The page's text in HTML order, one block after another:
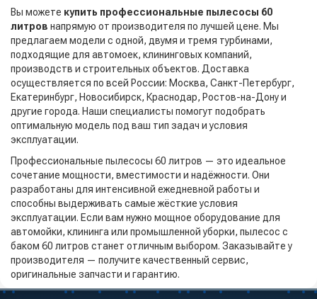
Вы можете купить профессиональные пылесосы 60
литров напрямую от производителя по лучшей цене. Мы
предлагаем модели с одной, двумя и тремя турбинами,
подходящие для автомоек, клининговых компаний,
производств и строительных объектов. Доставка
осуществляется по всей России: Москва, Санкт-Петербург,
Екатеринбург, Новосибирск, Краснодар, Ростов-на-Дону и
другие города. Наши специалисты помогут подобрать
оптимальную модель под ваш тип задач и условия
эксплуатации.
Профессиональные пылесосы 60 литров — это идеальное
сочетание мощности, вместимости и надёжности. Они
разработаны для интенсивной ежедневной работы и
способны выдерживать самые жёсткие условия
эксплуатации. Если вам нужно мощное оборудование для
автомойки, клининга или промышленной уборки, пылесос с
баком 60 литров станет отличным выбором. Заказывайте у
производителя — получите качественный сервис,
оригинальные запчасти и гарантию.